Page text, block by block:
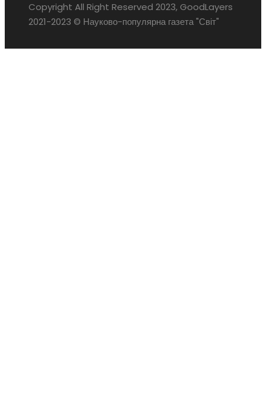
Copyright All Right Reserved 2023, GoodLayers
2021-2023 © Науково-популярна газета "Світ"